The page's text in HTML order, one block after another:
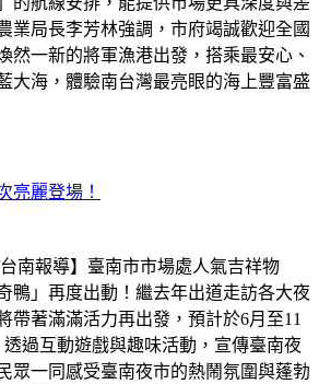
業局長李芳林強調，市府竭誠歡迎全國
然一新的將軍漁港出發，搭乘最安心、
大海，體驗南台灣最亮眼的海上豐富盛
亮麗登場！
南報導】臺南市市場處人氣吉祥物
鴨」再度出動！繼去年出道走訪各大夜
帶著滿滿活力再出發，預計於6月至11
過互動遊戲與趣味活動，宣傳臺南夜
眾一同感受臺南夜市的熱鬧氛圍與蓬勃